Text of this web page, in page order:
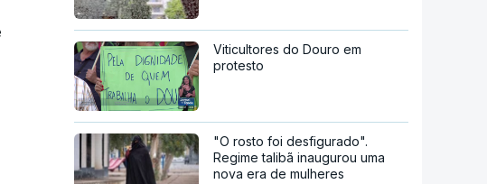
Viticultores do Douro em
protesto
"O rosto foi desfigurado".
Regime talibã inaugurou uma
nova era de mulheres